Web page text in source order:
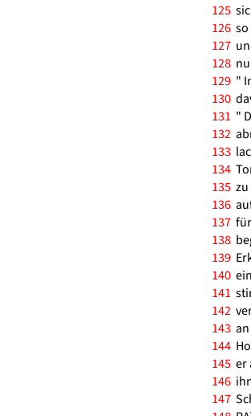
125
126
127
128
129 "
130
131 "
132
133
134
135
136
137
138
139
140
141
142
143
144
145 er
146
147